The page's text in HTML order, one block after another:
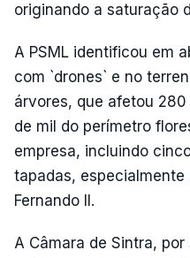
originando a saturação
A PSML identificou em
com `drones` e no
árvores, que afetou
de mil do perímetro
empresa, incluindo
tapadas, especialmente
Fernando II.
A Câmara de Sintra,